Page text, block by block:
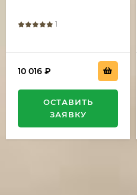
1
10 016 ₽
ОСТАВИТЬ
ЗАЯВКУ